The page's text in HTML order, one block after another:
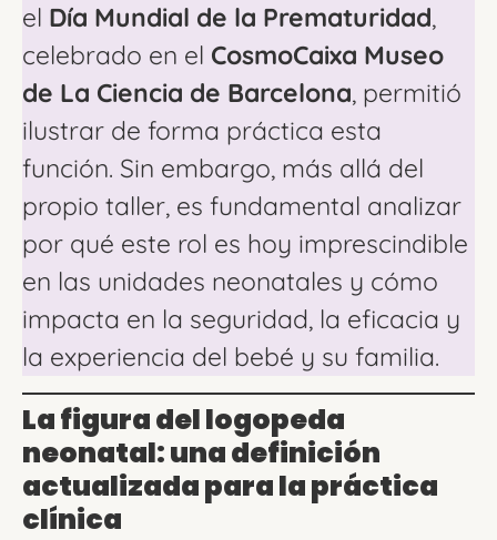
el Día Mundial de la Prematuridad,
celebrado en el CosmoCaixa Museo
de La Ciencia de Barcelona, permitió
ilustrar de forma práctica esta
función. Sin embargo, más allá del
propio taller, es fundamental analizar
por qué este rol es hoy imprescindible
en las unidades neonatales y cómo
impacta en la seguridad, la eficacia y
la experiencia del bebé y su familia.
La figura del logopeda
neonatal: una definición
actualizada para la práctica
clínica